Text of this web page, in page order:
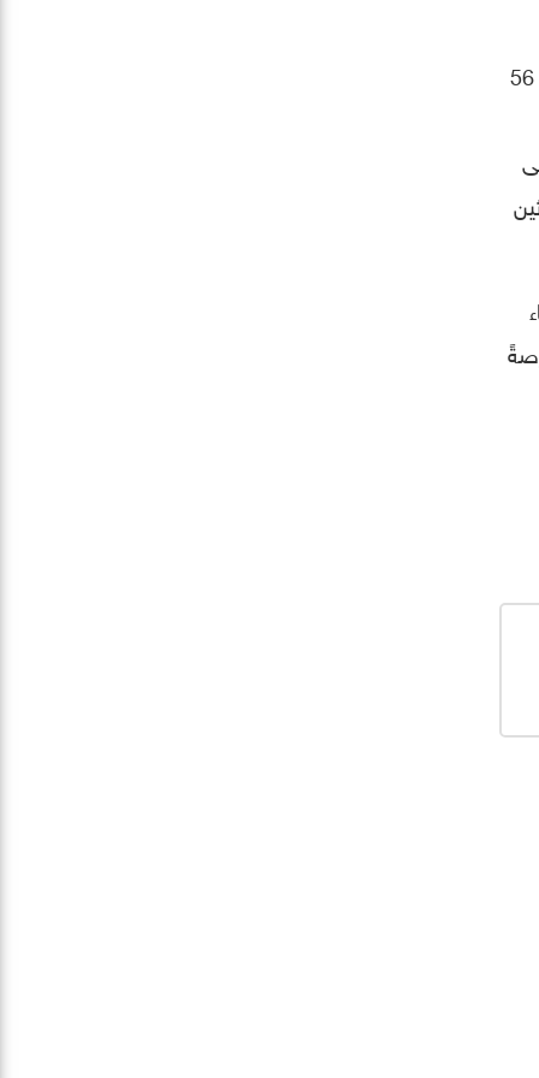
ويشارك خلال مؤتمر ومعرض الذكاء الاصطناعي لتكنولوجيا الدفاع والأمن السيبراني 35 دولة حول العالم، بواقع 56